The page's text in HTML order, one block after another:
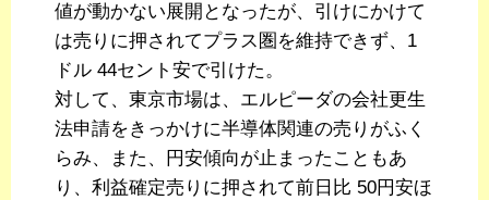
値が動かない展開となったが、引けにかけて
は売りに押されてプラス圏を維持できず、1
ドル 44セント安で引けた。
対して、東京市場は、エルピーダの会社更生
法申請をきっかけに半導体関連の売りがふく
らみ、また、円安傾向が止まったこともあ
り、利益確定売りに押されて前日比 50円安ほ